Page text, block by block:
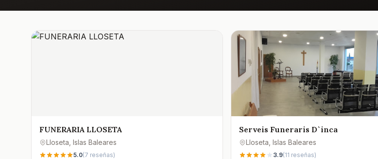
FUNERARIA LLOSETA
Lloseta , Islas Baleares
5.0(7 reseñas)
Serveis Funeraris D`inca
Lloseta , Islas Baleares
3.9(11 reseñas)